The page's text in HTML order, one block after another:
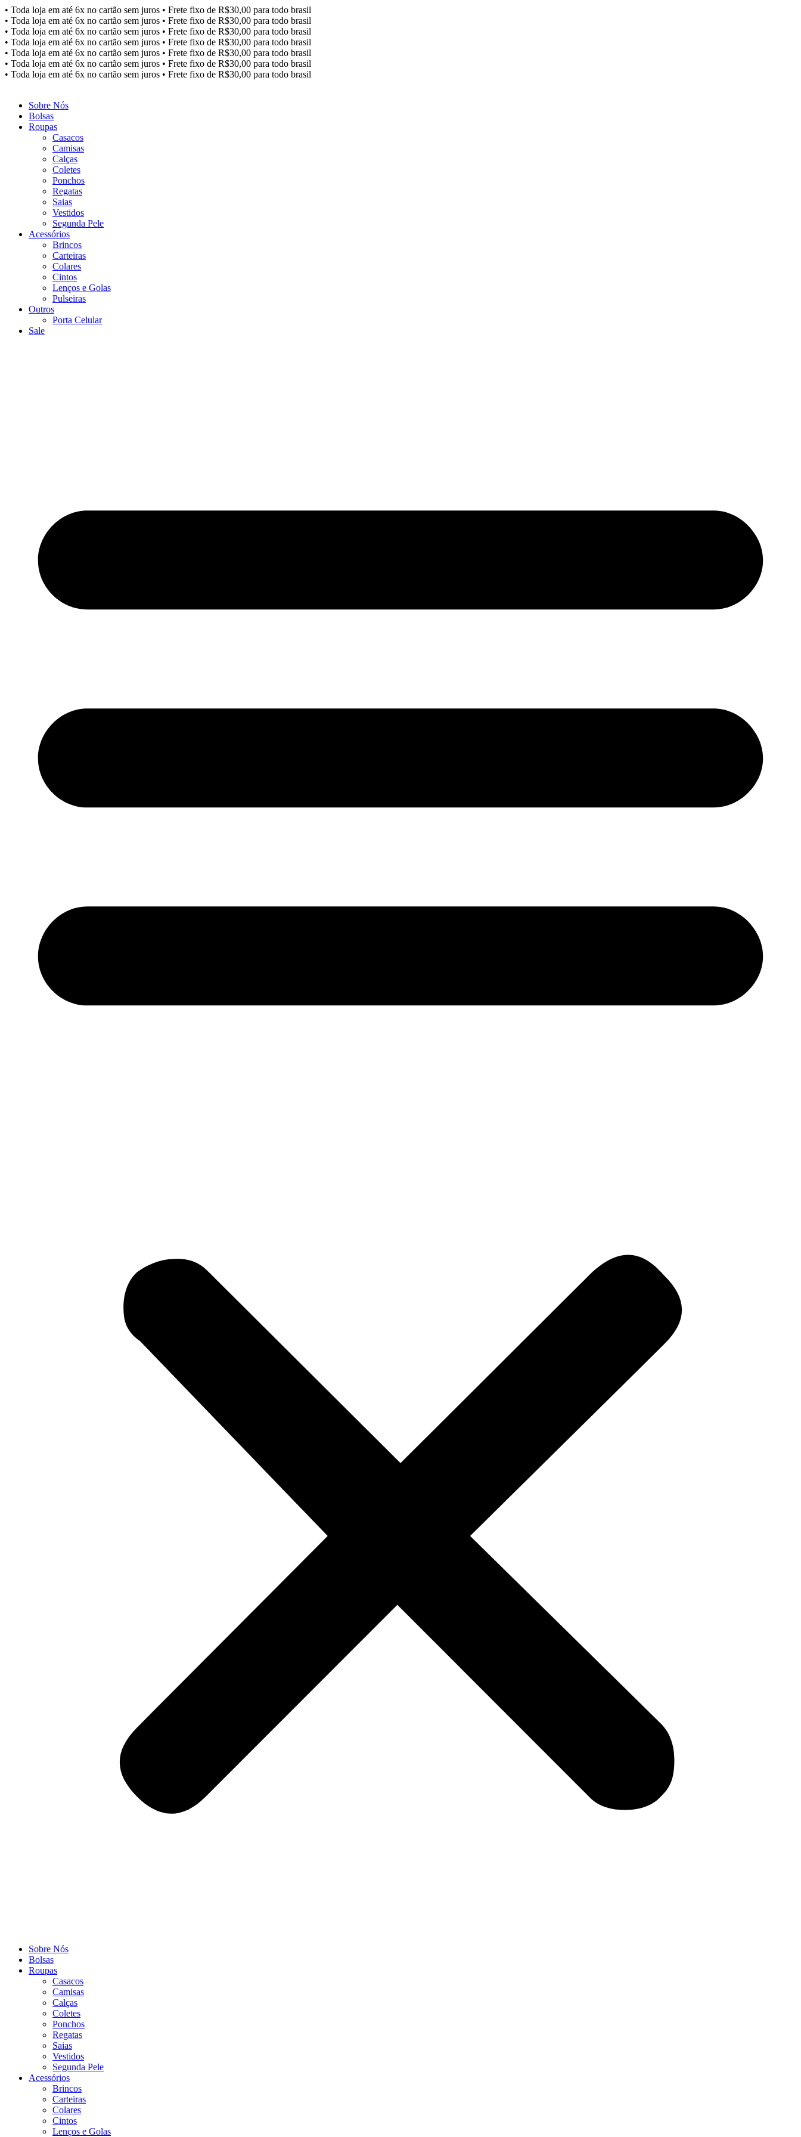
Ir
para
o
conteúdo
• Toda loja em até 6x no cartão sem juros • Frete fixo de R$30,00 para todo brasil
• Toda loja em até 6x no cartão sem juros • Frete fixo de R$30,00 para todo brasil
• Toda loja em até 6x no cartão sem juros • Frete fixo de R$30,00 para todo brasil
• Toda loja em até 6x no cartão sem juros • Frete fixo de R$30,00 para todo brasil
• Toda loja em até 6x no cartão sem juros • Frete fixo de R$30,00 para todo brasil
• Toda loja em até 6x no cartão sem juros • Frete fixo de R$30,00 para todo brasil
• Toda loja em até 6x no cartão sem juros • Frete fixo de R$30,00 para todo brasil
Sobre Nós
Bolsas
Roupas
Casacos
Camisas
Calças
Coletes
Ponchos
Regatas
Saias
Vestidos
Segunda Pele
Acessórios
Brincos
Carteiras
Colares
Cintos
Lenços e Golas
Pulseiras
Outros
Porta Celular
Sale
Sobre Nós
Bolsas
Roupas
Casacos
Camisas
Calças
Coletes
Ponchos
Regatas
Saias
Vestidos
Segunda Pele
Acessórios
Brincos
Carteiras
Colares
Cintos
Lenços e Golas